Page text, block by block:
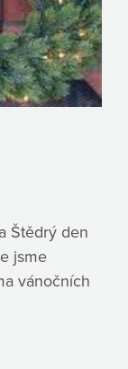
Štědrý den
jsme
vánočních